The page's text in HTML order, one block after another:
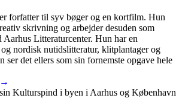
forfatter til syv bøger og en kortfilm. Hun
skrivning og arbejder desuden som
Aarhus Litteraturcenter. Hun har en
nordisk nutidslitteratur, klitplantager og
ser det ellers som sin fornemste opgave hele
→
Kulturspind i byen i Aarhus og København